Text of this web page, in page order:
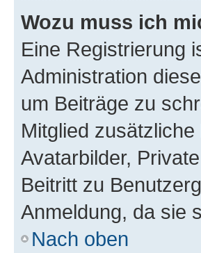
Wozu muss ich
Eine Registrierung
Administration
um Beiträge zu
Mitglied
Avatarbilder,
Beitritt zu
Anmeldung, da sie
Nach oben